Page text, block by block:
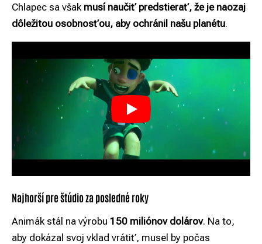
Chlapec sa však musí naučiť predstierať, že je naozaj
dôležitou osobnosťou, aby ochránil našu planétu.
Najhorší pre štúdio za posledné roky
Animák stál na výrobu 150 miliónov dolárov. Na to,
aby dokázal svoj vklad vrátiť, musel by počas